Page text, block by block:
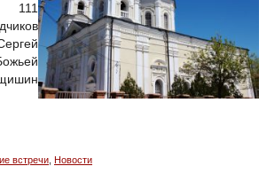
111
встречи Новости